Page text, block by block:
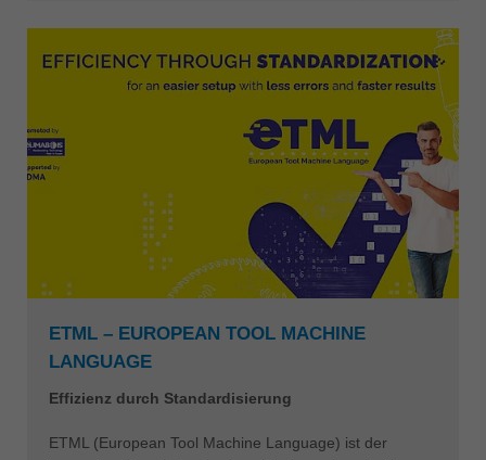
ETML – EUROPEAN TOOL MACHINE
LANGUAGE
Effizienz durch Standardisierung
ETML (European Tool Machine Language) ist der